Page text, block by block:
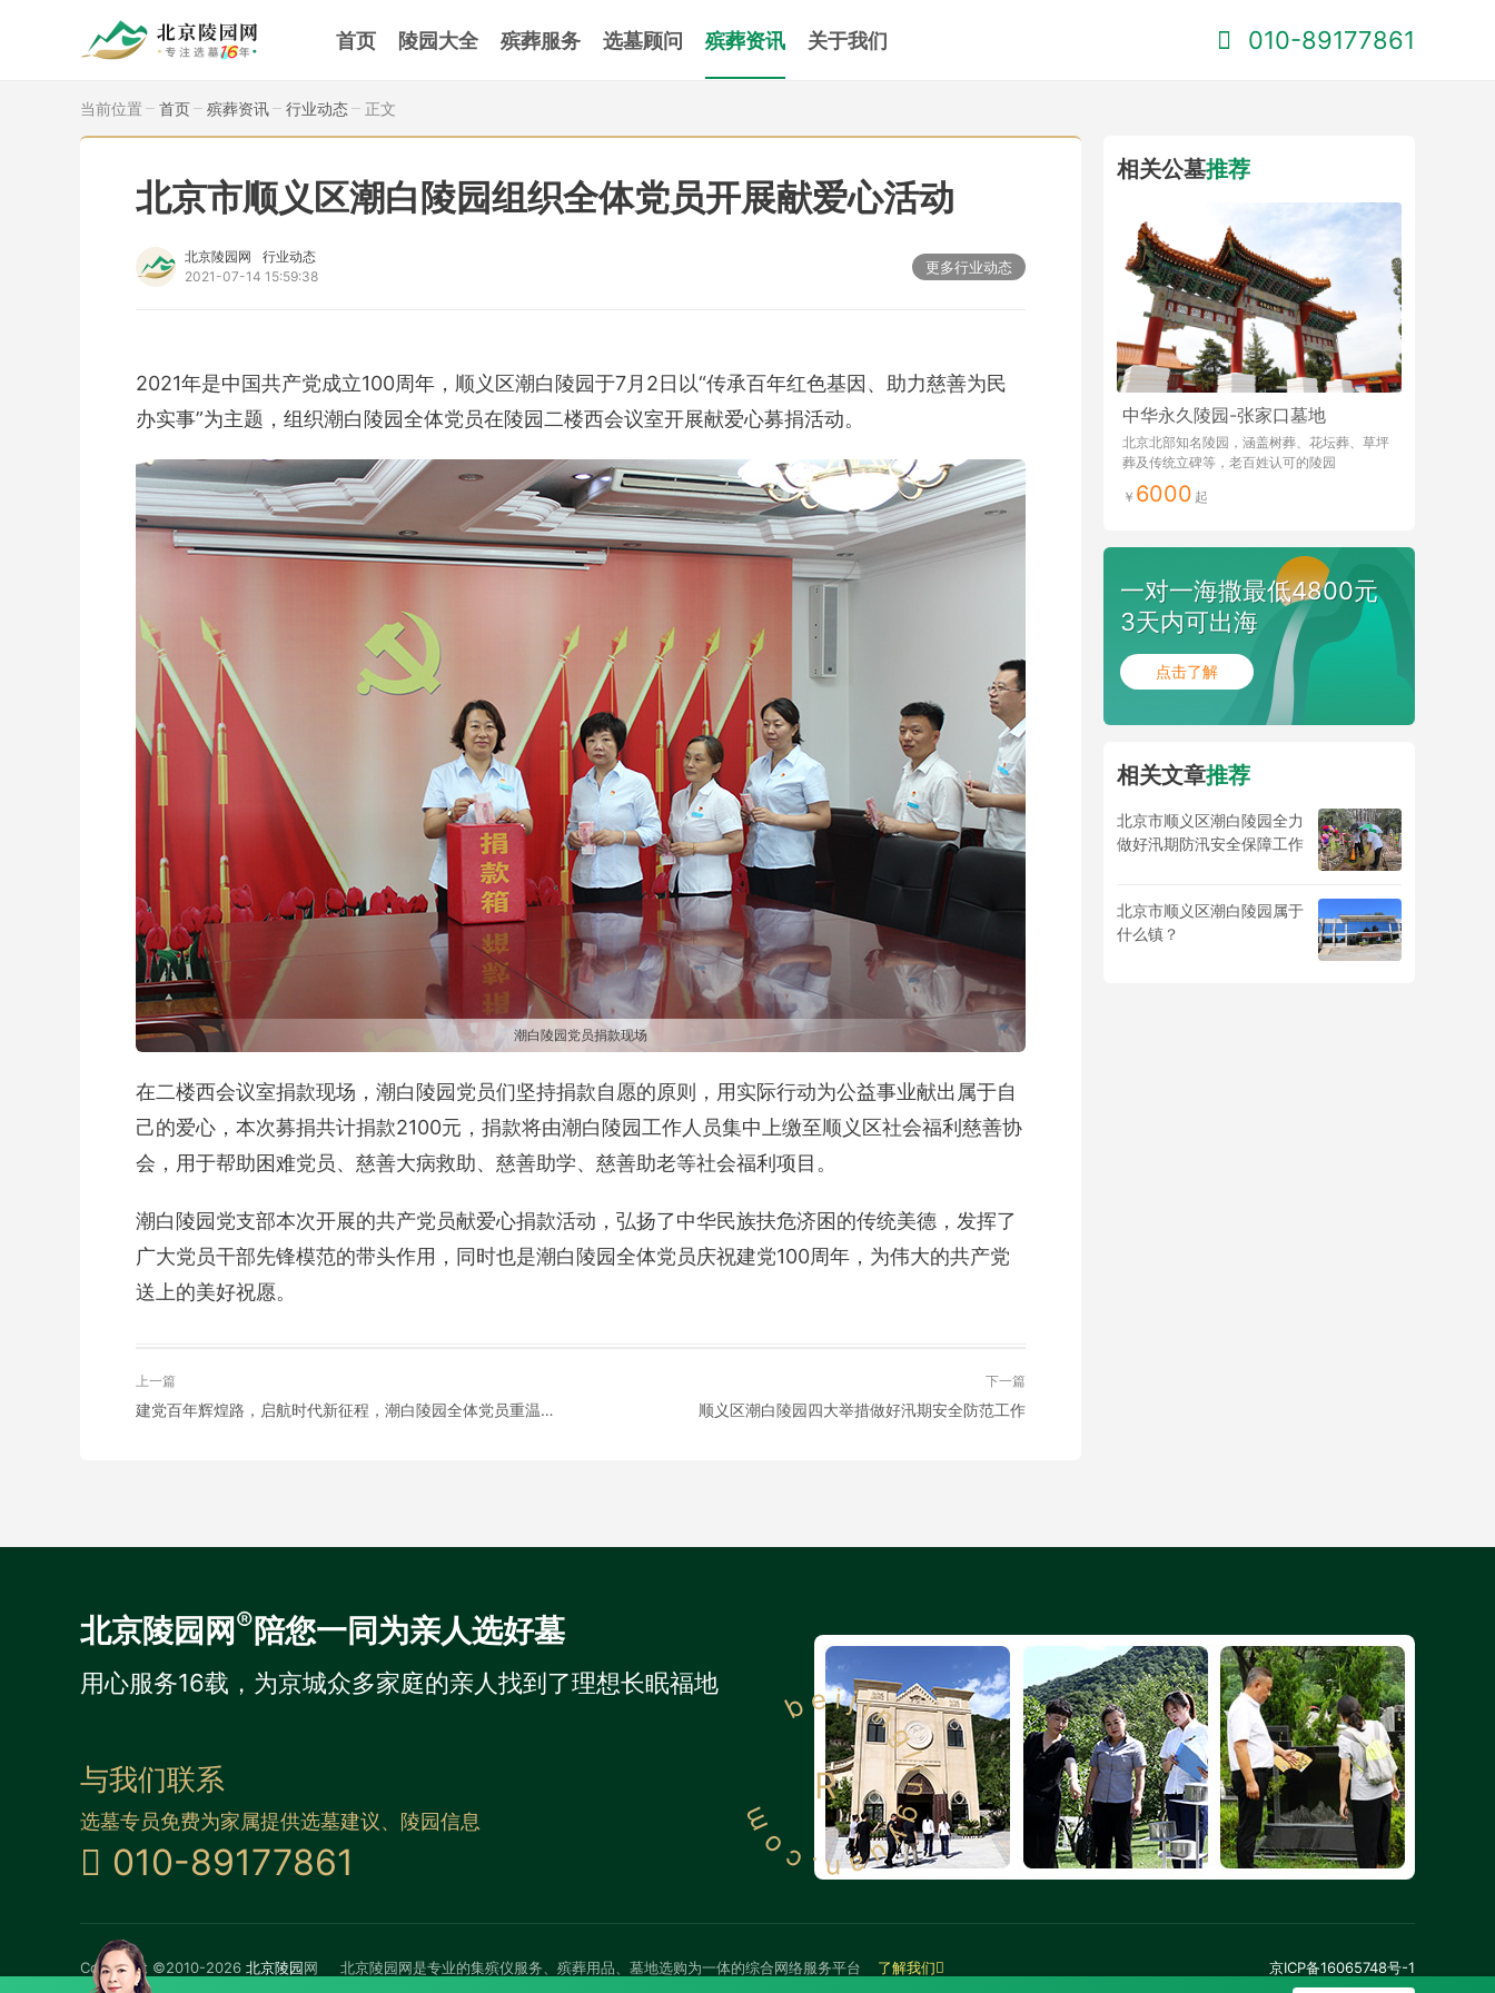
首页 陵园大全 殡葬服务 选墓顾问 殡葬资讯 关于我们 010-89177861
当前位置 首页 殡葬资讯 行业动态 正文
北京市顺义区潮白陵园组织全体党员开展献爱心活动
北京陵园网
行业动态
2021-07-14 15:59:38
更多行业动态
2021年是中国共产党成立100周年，顺义区潮白陵园于7月2日以“传承百年红色基因、助力慈善为民
办实事”为主题，组织潮白陵园全体党员在陵园二楼西会议室开展献爱心募捐活动。
潮白陵园党员捐款现场
在二楼西会议室捐款现场，潮白陵园党员们坚持捐款自愿的原则，用实际行动为公益事业献出属于自
己的爱心，本次募捐共计捐款2100元，捐款将由潮白陵园工作人员集中上缴至顺义区社会福利慈善协
会，用于帮助困难党员、慈善大病救助、慈善助学、慈善助老等社会福利项目。
潮白陵园党支部本次开展的共产党员献爱心捐款活动，弘扬了中华民族扶危济困的传统美德，发挥了
广大党员干部先锋模范的带头作用，同时也是潮白陵园全体党员庆祝建党100周年，为伟大的共产党
送上的美好祝愿。
上一篇
建党百年辉煌路，启航时代新征程，潮白陵园全体党员重温入党誓词
下一篇
顺义区潮白陵园四大举措做好汛期安全防范工作
相关公墓推荐
中华永久陵园-张家口墓地
北京北部知名陵园，涵盖树葬、花坛葬、草坪
葬及传统立碑等，老百姓认可的陵园
6000
一对一海撒最低4800元
3天内可出海
点击了解
相关文章推荐
北京市顺义区潮白陵园全力
做好汛期防汛安全保障工作
北京市顺义区潮白陵园属于
什么镇？
北京陵园网 ®陪您一同为亲人选好墓
用心服务16载，为京城众多家庭的亲人找到了理想长眠福地
与我们联系
选墓专员免费为家属提供选墓建议、陵园信息
010-89177861 beijinglingyuan.com
R
Copyright ©2010-2026 北京陵园网 北京陵园网是专业的集殡仪服务、殡葬用品、墓地选购为一体的综合网络服务平台 了解我们 京ICP备16065748号-1